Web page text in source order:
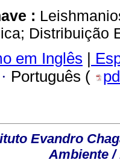
:
Distribuição
em Inglês
· Português (
Evandro
Ambiente /